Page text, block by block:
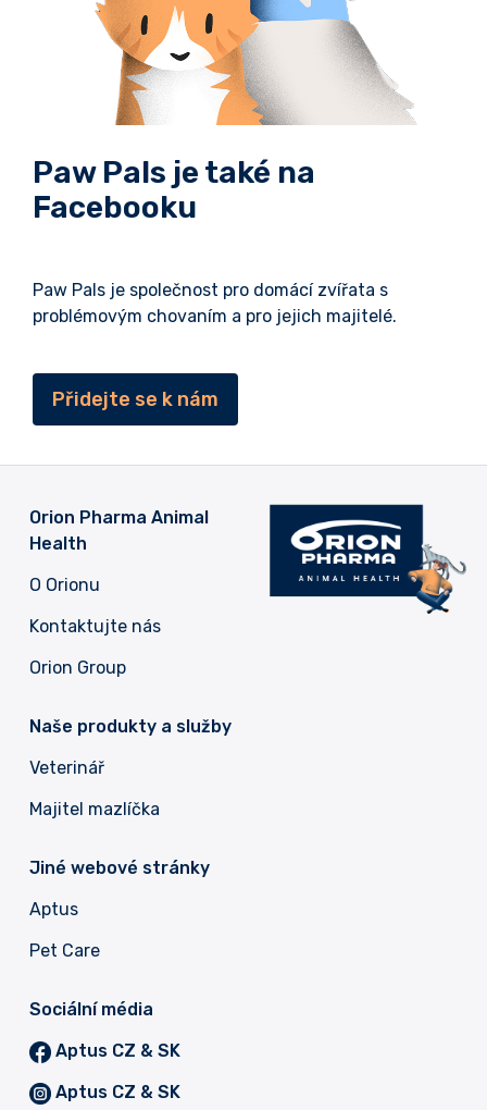
Paw Pals je také na
Facebooku
Paw Pals je společnost pro domácí zvířata s
problémovým chovaním a pro jejich majitelé.
Přidejte se k nám
Orion Pharma Animal
Health
O Orionu
Kontaktujte nás
Orion Group
Naše produkty a služby
Veterinář
Majitel mazlíčka
Jiné webové stránky
Aptus
Pet Care
Sociální média
Aptus CZ & SK
Aptus CZ & SK